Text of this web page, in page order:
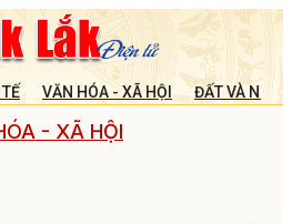
VĂN HÓA - XÃ HỘI ĐẤT VÀ
- XÃ HỘI